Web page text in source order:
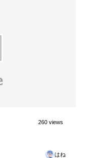
260 views
はね